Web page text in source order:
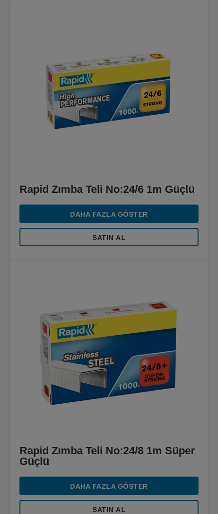
Rapid Zımba Teli No:24/6 1m Güçlü
DAHA FAZLA GÖSTER
SATIN AL
Rapid Zımba Teli No:24/8 1m Süper
Güçlü
DAHA FAZLA GÖSTER
SATIN AL